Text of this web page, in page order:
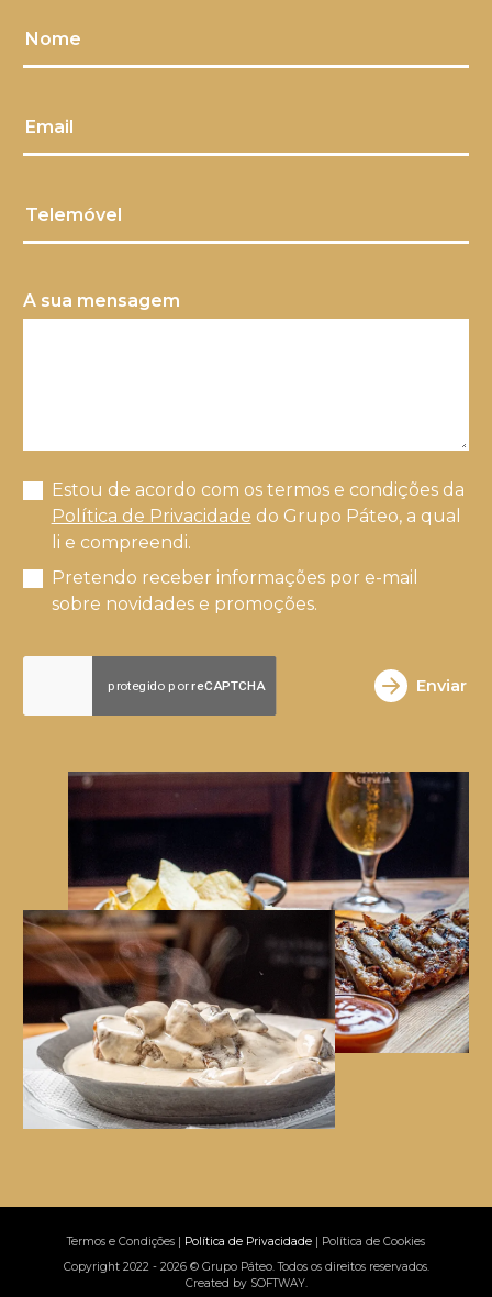
Nome
Email
Telemóvel
A sua mensagem
Estou de acordo com os termos e condições da
Política de Privacidade do Grupo Páteo, a qual
li e compreendi.
Pretendo receber informações por e-mail
sobre novidades e promoções.
Enviar
Termos e Condições | Política de Privacidade | Política de Cookies
Copyright 2022 - 2026 © Grupo Páteo. Todos os direitos reservados.
Created by SOFTWAY.